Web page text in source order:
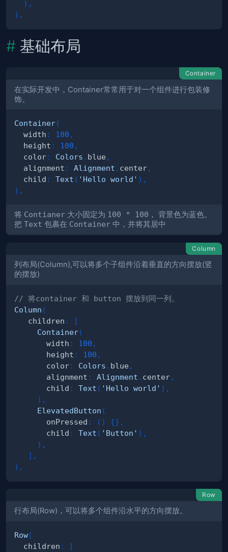
) ,
) ,
基础布局
Container
在实际开发中，Container常常用于对一个组件进行包装修
饰。
Container(
  width
: 100 ,
  height
: 100 ,
  color
: Colors . blue ,
  alignment
: Alignment . center,
  child
: Text ( 'Hello world' ) ,
) ,
将 Contianer 大小固定为 100 * 100 ， 背景色为蓝色。
把 Text 包裹在 Container 中，并将其居中
Column
列布局(Column),可以将多个子组件沿着垂直的方向摆放(竖
的摆放)
// 将container 和 button 摆放到同一列。
Column (
   children
:
[
Container(
       width
: 100 ,
       height
: 100 ,
       color
: Colors . blue ,
       alignment
: Alignment . center,
       child
: Text ( 'Hello world' ) ,
) ,
ElevatedButton (
       onPressed
: ( ) {} ,
       child
: Text ( 'Button' ) ,
) ,
] ,
) ,
Row
行布局(Row)，可以将多个组件沿水平的方向摆放。
Row(
  children
:
[